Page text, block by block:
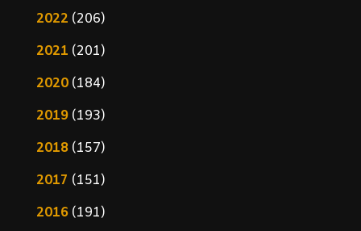
2022 (206)
2021 (201)
2020(184)
2019(193)
2018(157)
2017 (151)
2016(191)